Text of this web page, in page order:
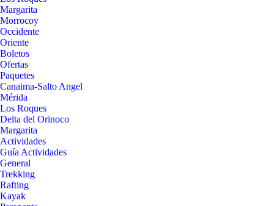
Margarita
Morrocoy
Occidente
Oriente
Boletos
Ofertas
Paquetes
Canaima-Salto Angel
Mérida
Los Roques
Delta del Orinoco
Margarita
Actividades
Guía Actividades
General
Trekking
Rafting
Kayak